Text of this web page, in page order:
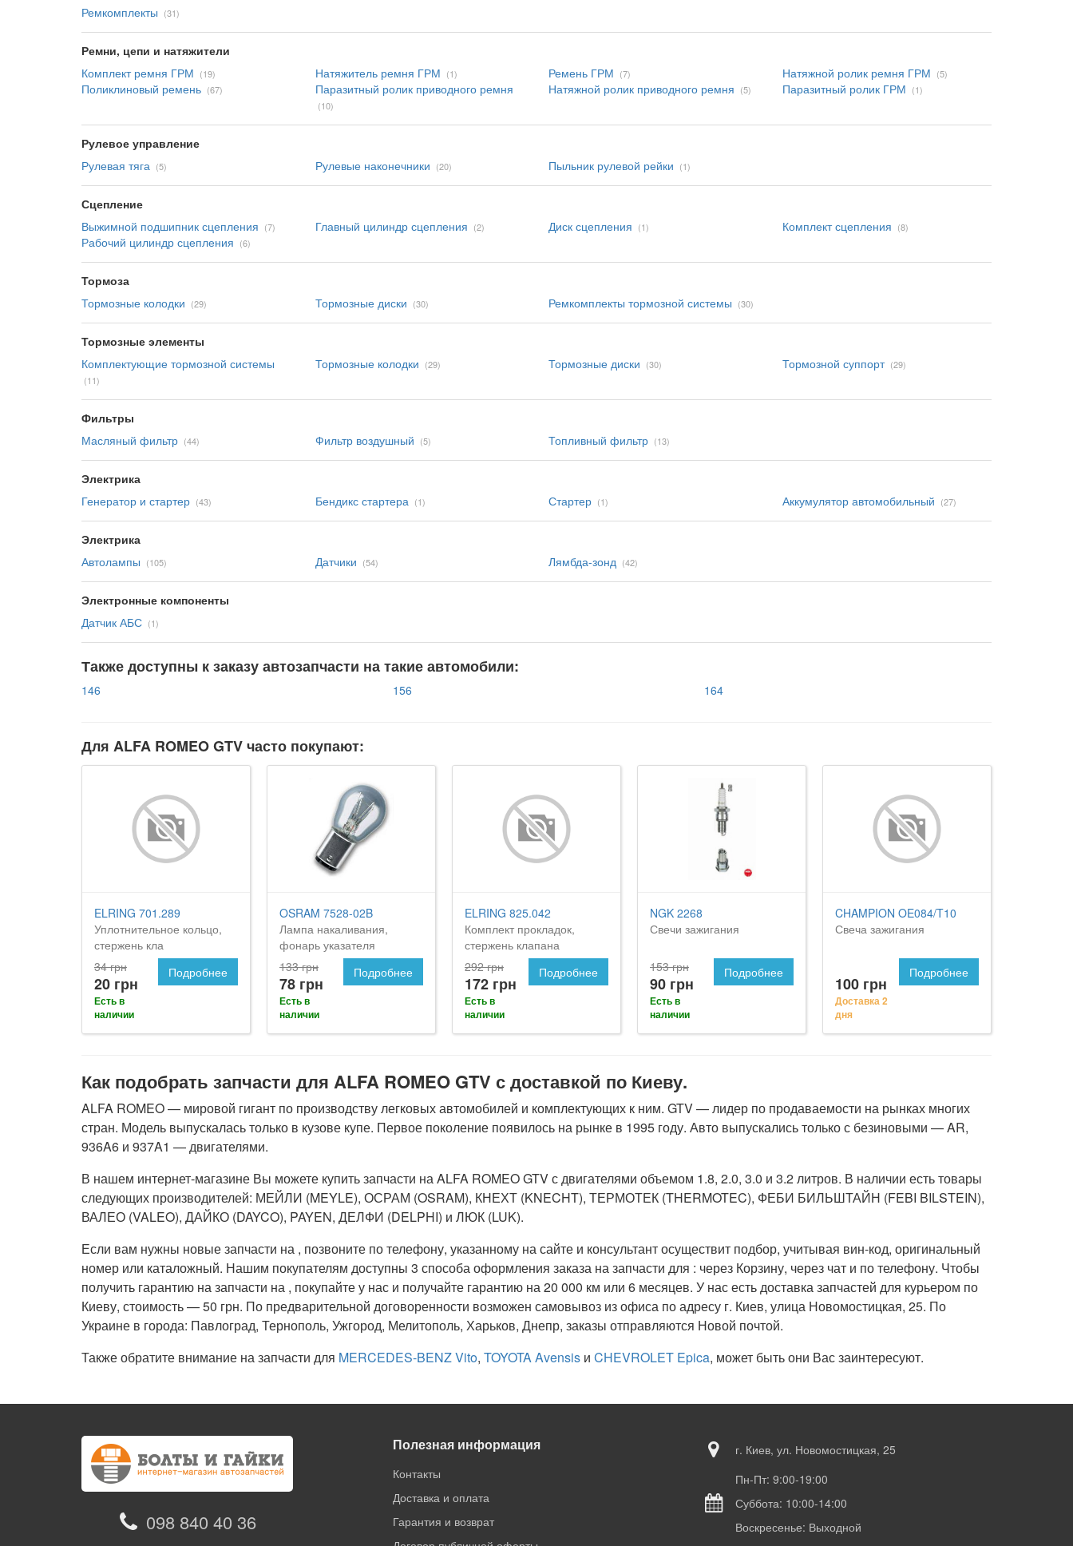
Ремкомплекты (31)
Ремни, цепи и натяжители
Комплект ремня ГРМ (19) Натяжитель ремня ГРМ (1) Ремень ГРМ (7) Натяжной ролик ремня ГРМ (5)
Поликлиновый ремень (67) Паразитный ролик приводного ремня
(10)
Натяжной ролик приводного ремня (5) Паразитный ролик ГРМ (1)
Рулевое управление
Рулевая тяга (5) Рулевые наконечники (20) Пыльник рулевой рейки (1)
Сцепление
Выжимной подшипник сцепления (7) Главный цилиндр сцепления (2) Диск сцепления (1) Комплект сцепления (8)
Рабочий цилиндр сцепления (6)
Тормоза
Тормозные колодки (29) Тормозные диски (30) Ремкомплекты тормозной системы (30)
Тормозные элементы
Комплектующие тормозной системы
(11)
Тормозные колодки (29) Тормозные диски (30) Тормозной суппорт (29)
Фильтры
Масляный фильтр (44) Фильтр воздушный (5) Топливный фильтр (13)
Электрика
Генератор и стартер (43) Бендикс стартера (1) Стартер (1) Аккумулятор автомобильный (27)
Электрика
Автолампы (105) Датчики (54) Лямбда-зонд (42)
Электронные компоненты
Датчик АБС (1)
Также доступны к заказу автозапчасти на такие автомобили:
146 156 164
Для ALFA ROMEO GTV часто покупают:
ELRING 701.289
Уплотнительное кольцо,
стержень кла
34 грн
20 грн
Есть в
наличии
Подробнее
OSRAM 7528-02B
Лампа накаливания,
фонарь указателя
поворота
133 грн
78 грн
Есть в
наличии
Подробнее
ELRING 825.042
Комплект прокладок,
стержень клапана
292 грн
172 грн
Есть в
наличии
Подробнее
NGK 2268
Свечи зажигания
153 грн
90 грн
Есть в
наличии
Подробнее
CHAMPION OE084/T10
Свеча зажигания
100 грн
Доставка 2
дня
Подробнее
Как подобрать запчасти для ALFA ROMEO GTV с доставкой по Киеву.
ALFA ROMEO — мировой гигант по производству легковых автомобилей и комплектующих к ним. GTV — лидер по продаваемости на рынках многих
стран. Модель выпускалась только в кузове купе. Первое поколение появилось на рынке в 1995 году. Авто выпускались только с безиновыми — AR,
936A6 и 937A1 — двигателями.
В нашем интернет-магазине Вы можете купить запчасти на ALFA ROMEO GTV с двигателями объемом 1.8, 2.0, 3.0 и 3.2 литров. В наличии есть товары
следующих производителей: МЕЙЛИ (MEYLE), ОСРАМ (OSRAM), КНЕХТ (KNECHT), ТЕРМОТЕК (THERMOTEC), ФЕБИ БИЛЬШТАЙН (FEBI BILSTEIN),
ВАЛЕО (VALEO), ДАЙКО (DAYCO), PAYEN, ДЕЛФИ (DELPHI) и ЛЮК (LUK).
Если вам нужны новые запчасти на , позвоните по телефону, указанному на сайте и консультант осуществит подбор, учитывая вин-код, оригинальный
номер или каталожный. Нашим покупателям доступны 3 способа оформления заказа на запчасти для : через Корзину, через чат и по телефону. Чтобы
получить гарантию на запчасти на , покупайте у нас и получайте гарантию на 20 000 км или 6 месяцев. У нас есть доставка запчастей для курьером по
Киеву, стоимость — 50 грн. По предварительной договоренности возможен самовывоз из офиса по адресу г. Киев, улица Новомостицкая, 25. По
Украине в города: Павлоград, Тернополь, Ужгород, Мелитополь, Харьков, Днепр, заказы отправляются Новой почтой.
Также обратите внимание на запчасти для MERCEDES-BENZ Vito, TOYOTA Avensis и CHEVROLET Epica, может быть они Вас заинтересуют.
098 840 40 36
Полезная информация
Контакты
Доставка и оплата
Гарантия и возврат
г. Киев, ул. Новомостицкая, 25
Пн-Пт: 9:00-19:00
Суббота: 10:00-14:00
Воскресенье: Выходной